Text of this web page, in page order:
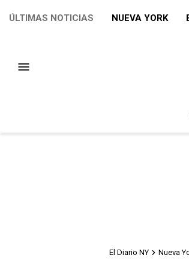
ÚLTIMAS NOTICIAS NUEVA YORK
El Diario NY Nueva